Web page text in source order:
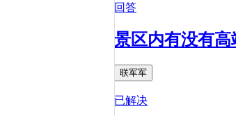
回答
景区内有没有
联军军
已解决